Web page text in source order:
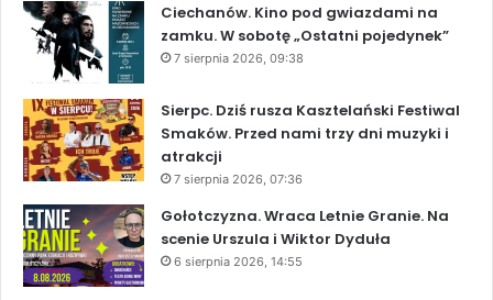
Ciechanów. Kino pod gwiazdami na
zamku. W sobotę „Ostatni pojedynek”
7 sierpnia 2026, 09:38
Sierpc. Dziś rusza Kasztelański Festiwal
Smaków. Przed nami trzy dni muzyki i
atrakcji
7 sierpnia 2026, 07:36
Gołotczyzna. Wraca Letnie Granie. Na
scenie Urszula i Wiktor Dyduła
6 sierpnia 2026, 14:55